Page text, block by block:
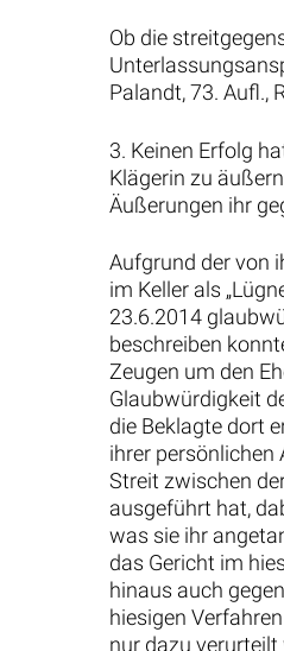
Ob die
Palandt, 73. Aufl.,
3. Keinen Erfolg
Klägerin zu
Äußerungen ihr
Aufgrund der von
im Keller als
23.6.2014
beschreiben
Zeugen um den
Glaubwürdigkeit
die Beklagte dort
ihrer persönlichen
Streit zwischen
ausgeführt hat,
was sie ihr
das Gericht im
hinaus auch
hiesigen
nur dazu verurteilt